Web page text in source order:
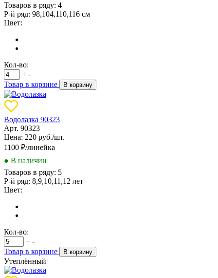
Товаров в ряду: 4
Р-й ряд: 98,104,110,116 см
Цвет:
Кол-во:
+ -
Товар в корзине
В корзину
Водолазка 90323
Арт. 90323
Цена: 220 руб./шт.
1100 ₽/линейка
● В наличии
Товаров в ряду: 5
Р-й ряд: 8,9,10,11,12 лет
Цвет:
Кол-во:
+ -
Товар в корзине
В корзину
Утеплённый